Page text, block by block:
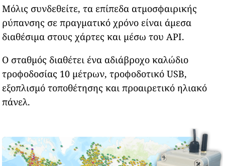
Μόλις συνδεθείτε, τα επίπεδα ατμοσφαιρικής
ρύπανσης σε πραγματικό χρόνο είναι άμεσα
διαθέσιμα στους χάρτες και μέσω του API.
Ο σταθμός διαθέτει ένα αδιάβροχο καλώδιο
τροφοδοσίας 10 μέτρων, τροφοδοτικό USB,
εξοπλισμό τοποθέτησης και προαιρετικό ηλιακό
πάνελ.